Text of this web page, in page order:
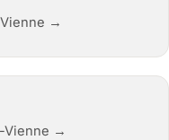
→
Vienne →